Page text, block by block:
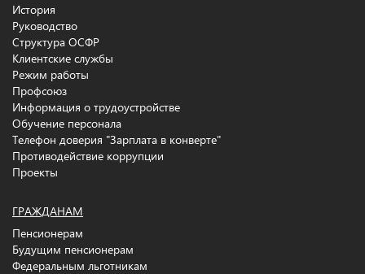
История
Руководство
Структура ОСФР
Клиентские службы
Режим работы
Профсоюз
Информация о трудоустройстве
Обучение персонала
Телефон доверия "Зарплата в конверте"
Противодействие коррупции
Проекты
ГРАЖДАНАМ
Пенсионерам
Будущим пенсионерам
Федеральным льготникам